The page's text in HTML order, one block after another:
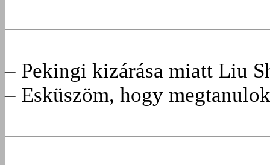
– Pekingi kizárása miatt Liu
– Esküszöm, hogy